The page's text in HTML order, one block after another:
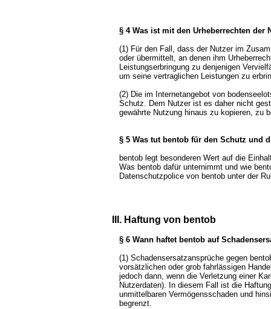
§ 4 Was ist mit den Urheberrechten der
(1) Für den Fall, dass der Nutzer im
oder übermittelt, an denen ihm
Leistungserbringung zu denjenigen
um seine vertraglichen Leistungen zu
(2) Die im Internetangebot von
Schutz. Dem Nutzer ist es daher nicht
gewährte Nutzung hinaus zu kopieren, zu
§ 5 Was tut bentob für den Schutz und
bentob legt besonderen Wert auf die
Was bentob dafür unternimmt und wie
Datenschutzpolice von bentob unter der
III. Haftung von bentob
§ 6 Wann haftet bentob auf
(1) Schadensersatzansprüche gegen
vorsätzlichen oder grob fahrlässigen
jedoch dann, wenn die Verletzung einer
Nutzerdaten). In diesem Fall ist die
unmittelbaren Vermögensschaden und
begrenzt.